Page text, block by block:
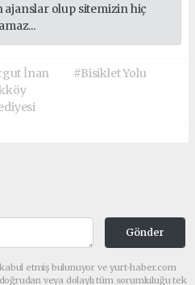
olup sitemizin hiç
İnan
#Bisiklet Yolu
Gönder
etmiş bulunuyor ve yurt-haber.com
veya dolaylı tüm sorumluluğu tek